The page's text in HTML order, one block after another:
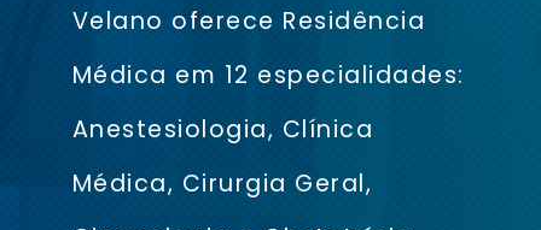
Velano oferece Residência
Médica em 12 especialidades:
Anestesiologia, Clínica
Médica, Cirurgia Geral,